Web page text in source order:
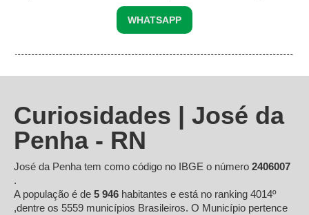
WHATSAPP
Curiosidades | José da
Penha - RN
José da Penha tem como código no IBGE o número 2406007
.
A população é de 5 946 habitantes e está no ranking 4014º
,dentre os 5559 municípios Brasileiros. O Município pertence